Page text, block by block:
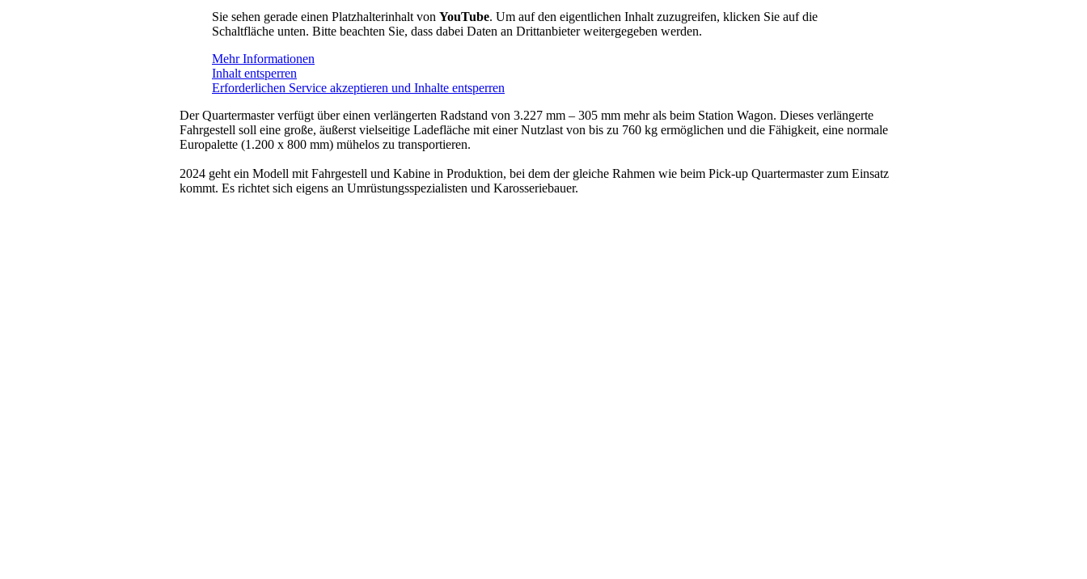
Sie sehen gerade einen Platzhalterinhalt von YouTube. Um auf den eigentlichen Inhalt zuzugreifen, klicken Sie auf die
Schaltfläche unten. Bitte beachten Sie, dass dabei Daten an Drittanbieter weitergegeben werden.
Mehr Informationen
Inhalt entsperren
Erforderlichen Service akzeptieren und Inhalte entsperren
Der Quartermaster verfügt über einen verlängerten Radstand von 3.227 mm – 305 mm mehr als beim Station Wagon. Dieses verlängerte
Fahrgestell soll eine große, äußerst vielseitige Ladefläche mit einer Nutzlast von bis zu 760 kg ermöglichen und die Fähigkeit, eine normale
Europalette (1.200 x 800 mm) mühelos zu transportieren.
2024 geht ein Modell mit Fahrgestell und Kabine in Produktion, bei dem der gleiche Rahmen wie beim Pick-up Quartermaster zum Einsatz
kommt. Es richtet sich eigens an Umrüstungsspezialisten und Karosseriebauer.